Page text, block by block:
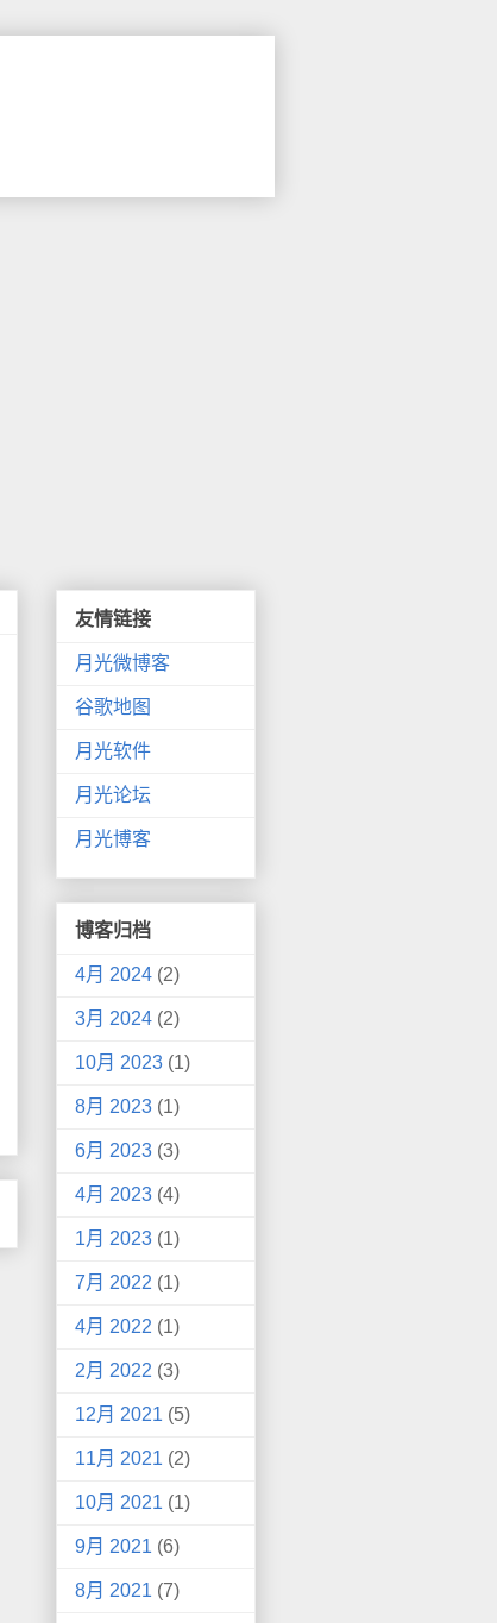
友情链接
月光微博客
谷歌地图
月光软件
月光论坛
月光博客
博客归档
4月 2024 (2)
3月 2024 (2)
10月 2023 (1)
8月 2023 (1)
6月 2023 (3)
4月 2023 (4)
1月 2023 (1)
7月 2022 (1)
4月 2022 (1)
2月 2022 (3)
12月 2021 (5)
11月 2021 (2)
10月 2021 (1)
9月 2021 (6)
8月 2021 (7)